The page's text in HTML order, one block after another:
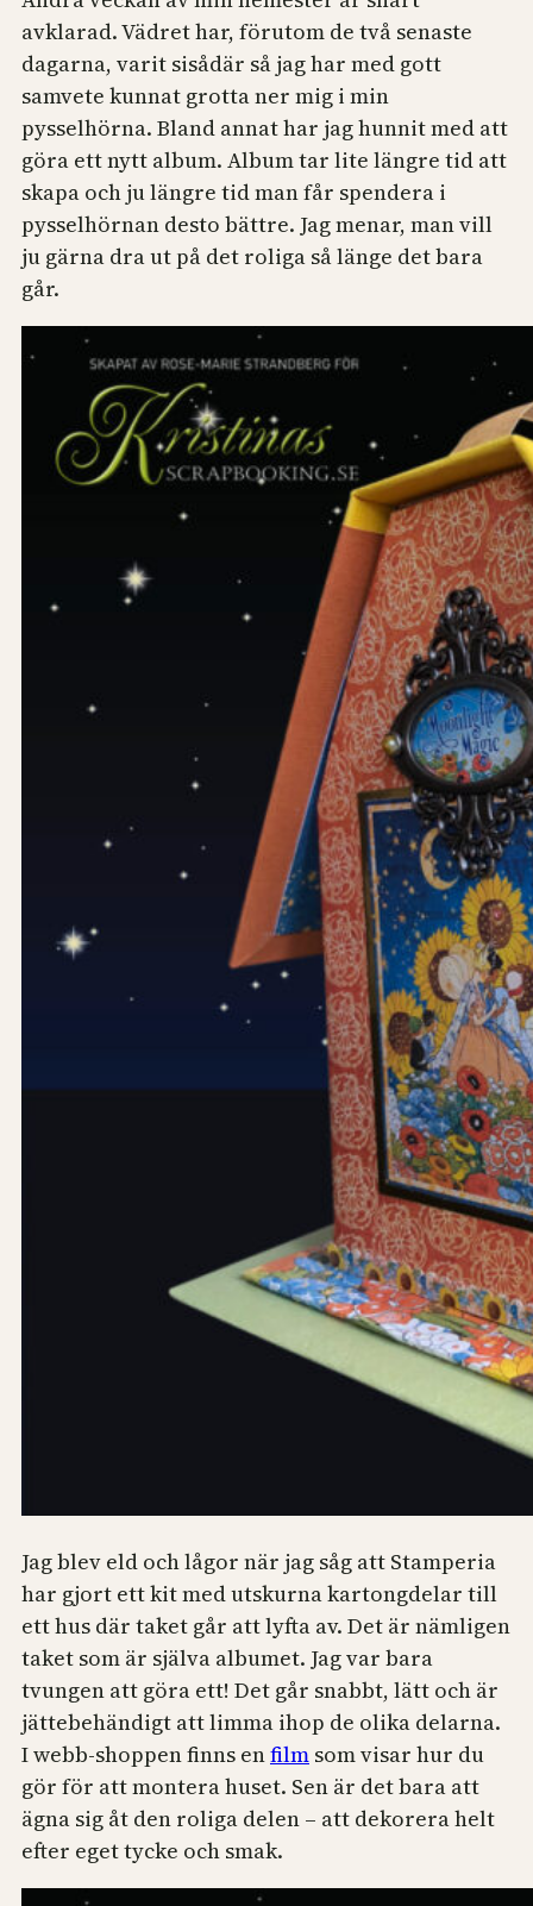
avklarad. Vädret har, förutom de två senaste
dagarna, varit sisådär så jag har med gott
samvete kunnat grotta ner mig i min
pysselhörna. Bland annat har jag hunnit med att
göra ett nytt album. Album tar lite längre tid att
skapa och ju längre tid man får spendera i
pysselhörnan desto bättre. Jag menar, man vill
ju gärna dra ut på det roliga så länge det bara
går.
Jag blev eld och lågor när jag såg att Stamperia
har gjort ett kit med utskurna kartongdelar till
ett hus där taket går att lyfta av. Det är nämligen
taket som är själva albumet. Jag var bara
tvungen att göra ett! Det går snabbt, lätt och är
jättebehändigt att limma ihop de olika delarna.
I webb-shoppen finns enfilm som visar hur du
gör för att montera huset. Sen är det bara att
ägna sig åt den roliga delen – att dekorera helt
efter eget tycke och smak.